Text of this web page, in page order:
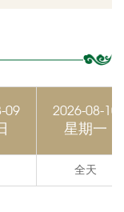
09 2026-08-10
星期一
全天